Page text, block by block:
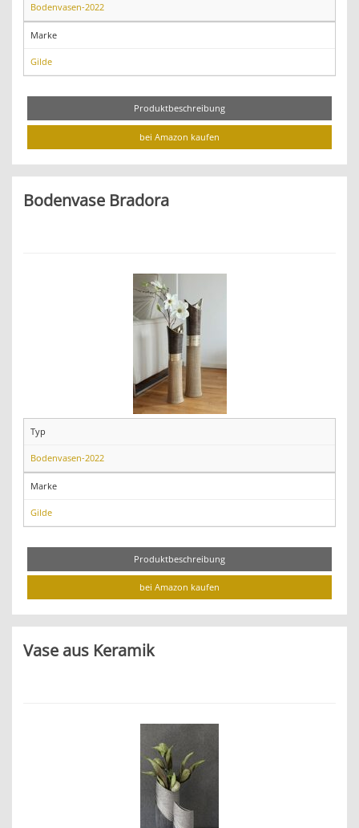
Bodenvasen-2022
Marke
Gilde
Produktbeschreibung
bei Amazon kaufen
Bodenvase Bradora
Typ
Bodenvasen-2022
Marke
Gilde
Produktbeschreibung
bei Amazon kaufen
Vase aus Keramik